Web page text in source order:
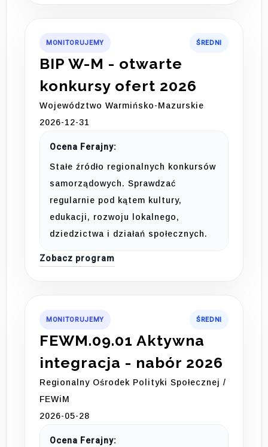
MONITORUJEMY ŚREDNI
BIP W-M - otwarte
konkursy ofert 2026
Województwo Warmińsko-Mazurskie
2026-12-31
Ocena Ferajny:
Stałe źródło regionalnych konkursów
samorządowych. Sprawdzać
regularnie pod kątem kultury,
edukacji, rozwoju lokalnego,
dziedzictwa i działań społecznych.
Zobacz program
MONITORUJEMY ŚREDNI
FEWM.09.01 Aktywna
integracja - nabór 2026
Regionalny Ośrodek Polityki Społecznej /
FEWiM
2026-05-28
Ocena Ferajny: